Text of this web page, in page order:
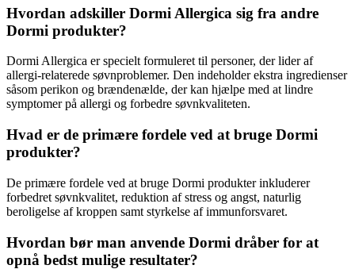
Hvordan adskiller Dormi Allergica sig fra andre
Dormi produkter?
Dormi Allergica er specielt formuleret til personer, der lider af
allergi-relaterede søvnproblemer. Den indeholder ekstra ingredienser
såsom perikon og brændenælde, der kan hjælpe med at lindre
symptomer på allergi og forbedre søvnkvaliteten.
Hvad er de primære fordele ved at bruge Dormi
produkter?
De primære fordele ved at bruge Dormi produkter inkluderer
forbedret søvnkvalitet, reduktion af stress og angst, naturlig
beroligelse af kroppen samt styrkelse af immunforsvaret.
Hvordan bør man anvende Dormi dråber for at
opnå bedst mulige resultater?